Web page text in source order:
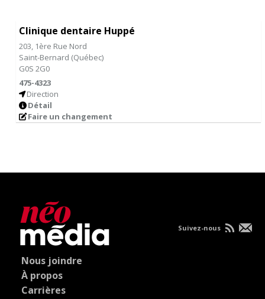
Clinique dentaire Huppé
203, 1ère Rue Nord
Saint-Bernard (Québec)
G0S 2G0
475-4323
Direction
Détail
Faire un changement
Nous joindre
À propos
Carrières
Suivez-nous